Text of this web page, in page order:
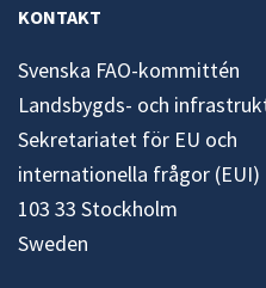
KONTAKT
Svenska FAO-kommittén
Landsbygds- och
Sekretariatet för EU och
internationella frågor (EUI)
103 33 Stockholm
Sweden